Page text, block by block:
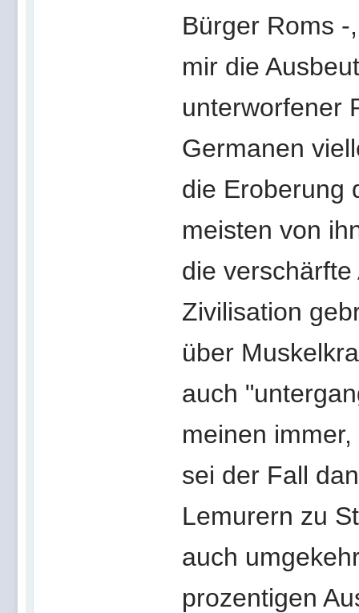
Bürger Roms
mir die
unterworfener
Germanen
die Eroberung
meisten von
die
Zivilisation
über
auch
meinen
sei der Fall
Lemurern zu
auch
prozentigen